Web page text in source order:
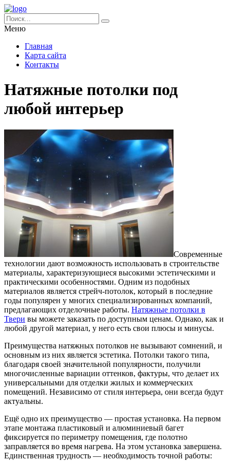
Меню
Главная
Карта сайта
Контакты
Натяжные потолки под
любой интерьер
Современные
технологии дают возможность использовать в строительстве
материалы, характеризующиеся высокими эстетическими и
практическими особенностями. Одним из подобных
материалов является стрейч-потолок, который в последние
годы популярен у многих специализированных компаний,
предлагающих отделочные работы. Натяжные потолки в
Твери вы можете заказать по доступным ценам. Однако, как и
любой другой материал, у него есть свои плюсы и минусы.
Преимущества натяжных потолков не вызывают сомнений, и
основным из них является эстетика. Потолки такого типа,
благодаря своей значительной популярности, получили
многочисленные вариации оттенков, фактуры, что делает их
универсальными для отделки жилых и коммерческих
помещений. Независимо от стиля интерьера, они всегда будут
актуальны.
Ещё одно их преимущество — простая установка. На первом
этапе монтажа пластиковый и алюминиевый багет
фиксируется по периметру помещения, где полотно
заправляется во время нагрева. На этом установка завершена.
Единственная трудность — необходимость точной работы: